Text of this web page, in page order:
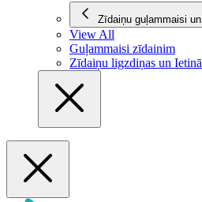
Zīdaiņu guļammaisi
View All
Guļammaisi zīdainim
Zīdaiņu ligzdiņas un